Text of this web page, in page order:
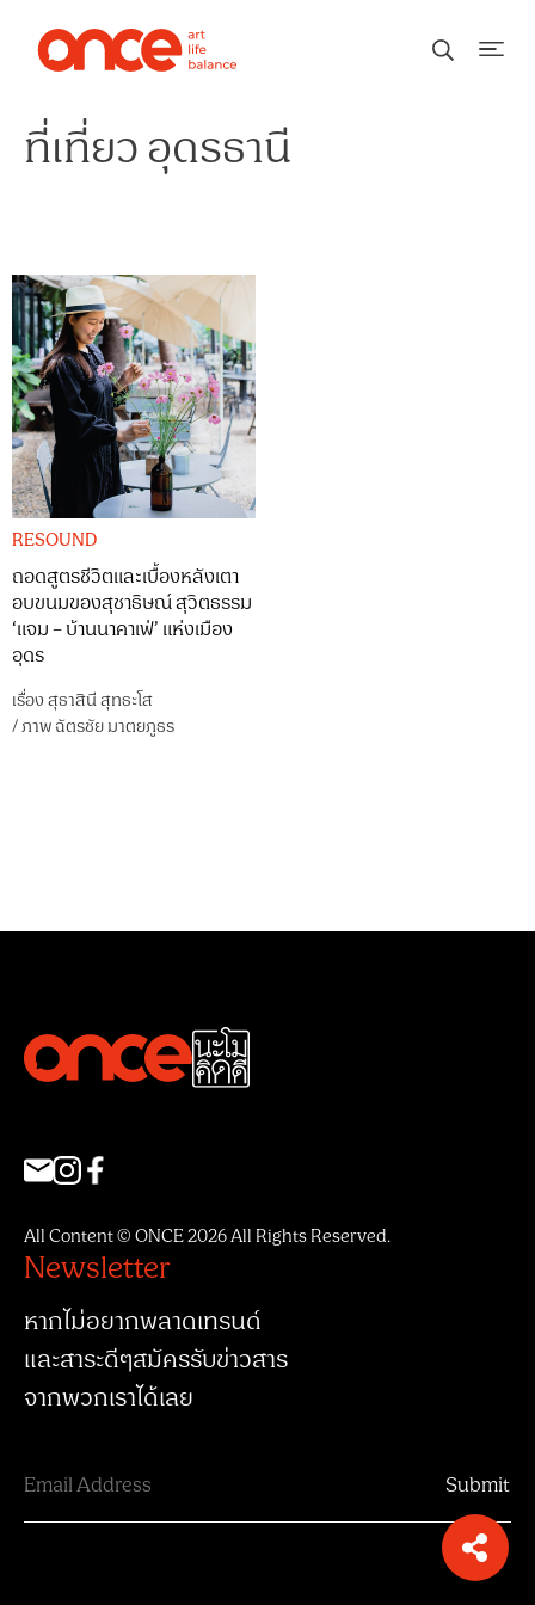
ที่เที่ยว อุดรธานี
RESOUND
ถอดสูตรชีวิตและเบื้องหลังเตา
อบขนมของสุชาธิษณ์ สุวิตธรรม
‘แจม – บ้านนาคาเฟ่’ แห่งเมือง
อุดร
เรื่องสุธาสินี สุทธะโส
/ภาพฉัตรชัย มาตยภูธร
All Content © ONCE 2026 All Rights Reserved.
Newsletter
หากไม่อยากพลาดเทรนด์
และสาระดีๆสมัครรับข่าวสาร
จากพวกเราได้เลย